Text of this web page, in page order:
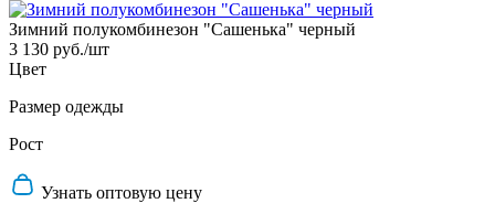
Зимний полукомбинезон "Сашенька" черный
3 130 руб./шт
Цвет
Размер одежды
Рост
Узнать оптовую цену